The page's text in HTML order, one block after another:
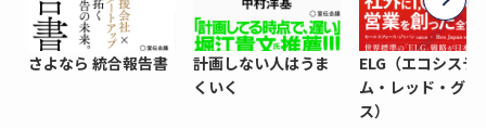
さよなら 統合報告書
計画しない人はうま
くいく
ELG（エコシステ
ム・レッド・グロ
ス）